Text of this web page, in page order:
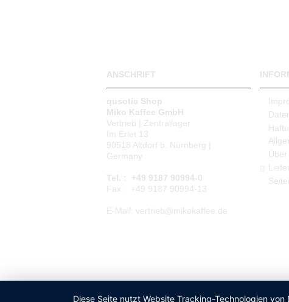
ANSCHRIFT
qusotic Shop
Miko Kaffee GmbH
Vertrieb | Zentrallager
Im Erlet 13
90518 Altdorf b. Nürnberg |
Germany
Tel. : +49 9187 90994-0
Fax : +49 9187 90994-13
E-Mail: vertrieb@mikokaffee.de
Über
Diese Seite nutzt Website Tracking-Technologien